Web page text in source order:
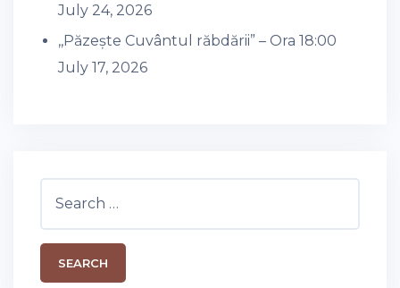
July 24, 2026
,,Păzește Cuvântul răbdării” – Ora 18:00
July 17, 2026